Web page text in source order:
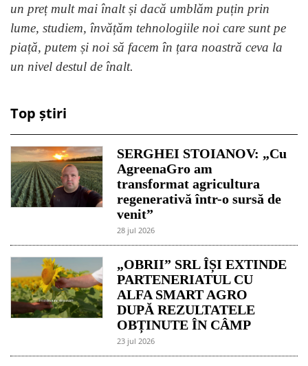
un preț mult mai înalt și dacă umblăm puțin prin
lume, studiem, învățăm tehnologiile noi care sunt pe
piață, putem și noi să facem în țara noastră ceva la
un nivel destul de înalt.
Top știri
SERGHEI STOIANOV: „Cu
AgreenaGro am
transformat agricultura
regenerativă într-o sursă de
venit”
28 jul 2026
„OBRII” SRL ÎȘI EXTINDE
PARTENERIATUL CU
ALFA SMART AGRO
DUPĂ REZULTATELE
OBȚINUTE ÎN CÂMP
23 jul 2026